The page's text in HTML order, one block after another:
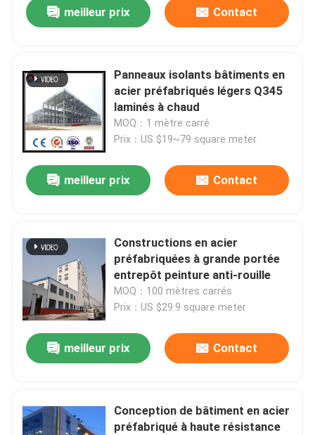
meilleur prix Contact
Panneaux isolants bâtiments en
acier préfabriqués légers Q345
laminés à chaud
MOQ：1 mètre carré
Prix：US $19~79 square meter
meilleur prix Contact
Constructions en acier
préfabriquées à grande portée
entrepôt peinture anti-rouille
MOQ：100 mètres carrés
Prix：US $29.9 square meter
meilleur prix Contact
Conception de bâtiment en acier
préfabriqué à haute résistance